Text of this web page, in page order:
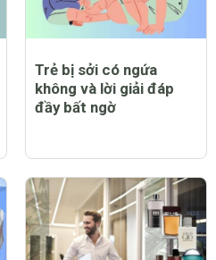
Trẻ bị sởi có ngứa
không và lời giải đáp
đầy bất ngờ